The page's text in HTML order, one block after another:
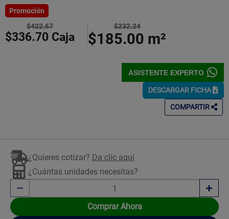
Estrellas!
Promoción
$422.67
$336.70 Caja
$232.24
$185.00 m²
ASISTENTE EXPERTO
DESCARGAR FICHA
COMPARTIR
¿Quieres cotizar? Da clic aquí
¿Cuántas unidades necesitas?
Comprar Ahora